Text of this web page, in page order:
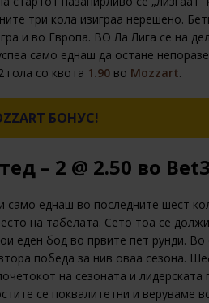
три кола изиграа нерешено.
и во Европа. ВО Ла Лига се на
само еднаш да остане
гола со квота 1.90 во Mozzart.
БОНУС!
– 2 @ 2.50 во
само еднаш во последните шест
на табелата. Сето тоа се
еден бод во првите пет рунди. Во
победа за нив оваа сезона.
на сезоната и лидерската
се поквалитетни и веруваме